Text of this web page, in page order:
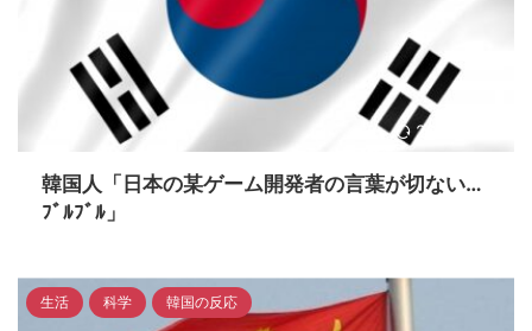
2023/4/15
韓国人「日本の某ゲーム開発者の言葉が切ない…
ﾌﾞﾙﾌﾞﾙ」
生活 科学 韓国の反応